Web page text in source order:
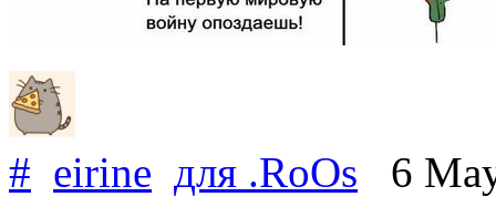
# eirine для .RoOs 6